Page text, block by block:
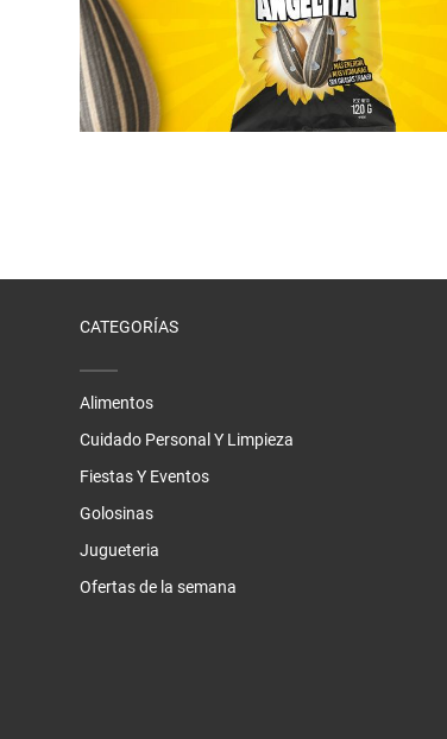
CATEGORÍAS
Alimentos
Cuidado Personal Y Limpieza
Fiestas Y Eventos
Golosinas
Jugueteria
Ofertas de la semana